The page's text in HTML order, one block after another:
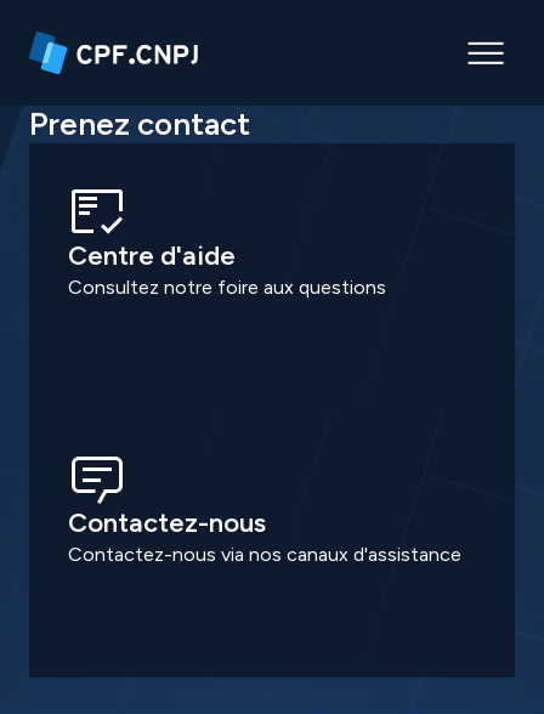
Prenez contact
Centre d'aide
Consultez notre foire aux questions
Contactez-nous
Contactez-nous via nos canaux d'assistance